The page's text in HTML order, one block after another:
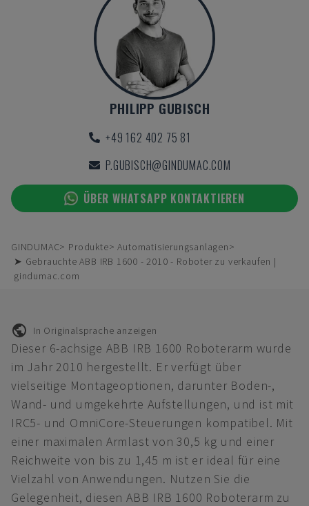
PHILIPP GUBISCH
+49 162 402 75 81
P.GUBISCH@GINDUMAC.COM
ÜBER WHATSAPP KONTAKTIEREN
GINDUMAC Produkte
Automatisierungsanlagen
➤ Gebrauchte ABB IRB 1600 - 2010 - Roboter zu verkaufen |
gindumac.com
In Originalsprache anzeigen
Dieser 6-achsige ABB IRB 1600 Roboterarm wurde
im Jahr 2010 hergestellt. Er verfügt über
vielseitige Montageoptionen, darunter Boden-,
Wand- und umgekehrte Aufstellungen, und ist mit
IRC5- und OmniCore-Steuerungen kompatibel. Mit
einer maximalen Armlast von 30,5 kg und einer
Reichweite von bis zu 1,45 m ist er ideal für eine
Vielzahl von Anwendungen. Nutzen Sie die
Gelegenheit, diesen ABB IRB 1600 Roboterarm zu